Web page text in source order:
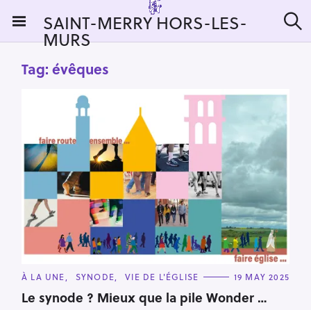
i
SAINT-MERRY HORS-LES-
MURS e
Tag: évêques
C
T
E
À LA UNE SYNODE VIE DE L'ÉGLISE 19 MAY 2025
Le synode ? Mieux que la pile Wonder …